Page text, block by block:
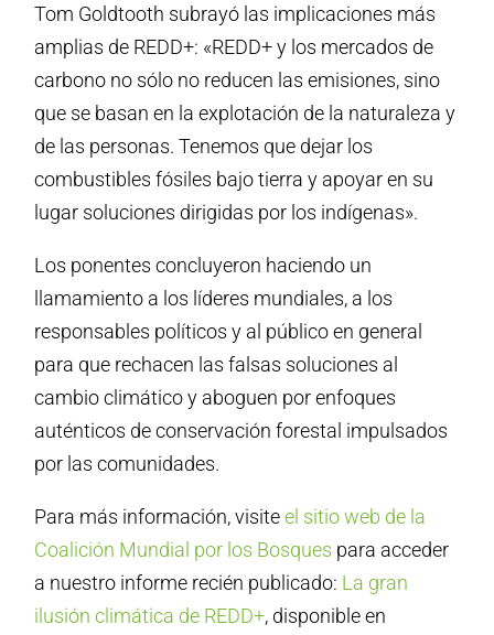
Tom Goldtooth subrayó las implicaciones más
amplias de REDD+: «REDD+ y los mercados de
carbono no sólo no reducen las emisiones, sino
que se basan en la explotación de la naturaleza y
de las personas. Tenemos que dejar los
combustibles fósiles bajo tierra y apoyar en su
lugar soluciones dirigidas por los indígenas».
Los ponentes concluyeron haciendo un
llamamiento a los líderes mundiales, a los
responsables políticos y al público en general
para que rechacen las falsas soluciones al
cambio climático y aboguen por enfoques
auténticos de conservación forestal impulsados
por las comunidades.
Para más información, visiteel sitio web de la
Coalición Mundial por los Bosques para acceder
a nuestro informe recién publicado: La gran
ilusión climática de REDD+, disponible en